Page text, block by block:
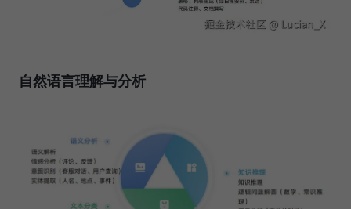
自然语言理解与分析